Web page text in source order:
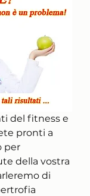
del fitness e
pronti a
per
della vostra
di